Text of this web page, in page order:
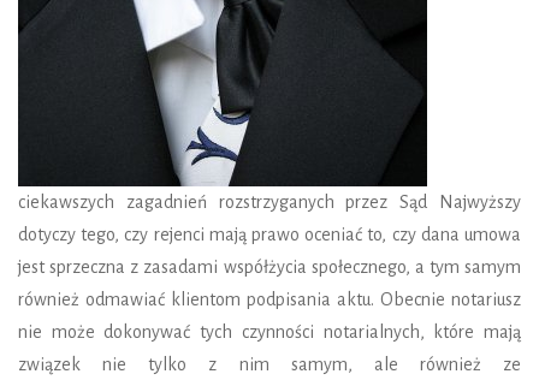
ciekawszych zagadnień rozstrzyganych przez Sąd Najwyższy
dotyczy tego, czy rejenci mają prawo oceniać to, czy dana umowa
jest sprzeczna z zasadami współżycia społecznego, a tym samym
również odmawiać klientom podpisania aktu. Obecnie notariusz
nie może dokonywać tych czynności notarialnych, które mają
związek nie tylko z nim samym, ale również ze